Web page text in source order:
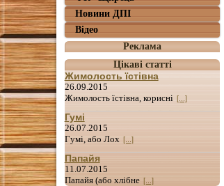
Новини ДПІ
Відео
Реклама
Цікаві статті
Жимолость їстівна
26.09.2015
Жимолость їстівна, корисні [...]
Гумі
26.07.2015
Гумі, або Лох [...]
Папайя
11.07.2015
Папайя (або хлібне [...]